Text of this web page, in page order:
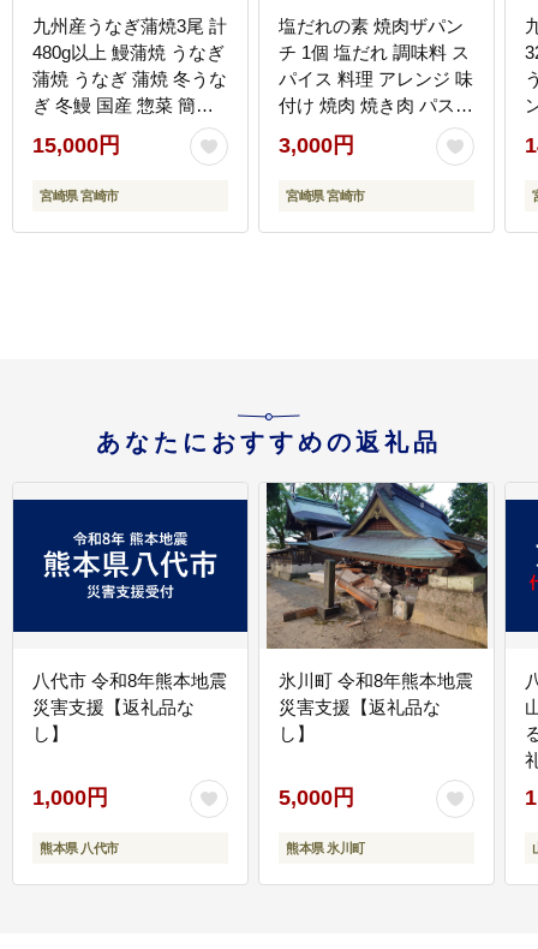
九州産うなぎ蒲焼3尾 計
480g以上 鰻蒲焼 うなぎ
蒲焼 うなぎ 蒲焼 冬うな
ぎ 冬鰻 国産 惣菜 簡単
調理 レンジ 湯煎 ボイル
小分け パック 冷凍 人気
おすすめ 鰻楽
15,000円
宮崎県 宮崎市
塩だれの素 焼肉ザパン
チ 1個 塩だれ 調味料 ス
パイス 料理 アレンジ 味
付け 焼肉 焼き肉 パスタ
万能調味料 ガーリック
ニンニク アウトドア キ
ャンプ BBQ バーベキュ
3,000円
宮崎県 宮崎市
あなたにおすすめの返礼品
八代市 令和8年熊本地震
災害支援【返礼品な
し】
1,000円
熊本県 八代市
氷川町 令和8年熊本地震
災害支援【返礼品な
し】
5,000円
熊本県 氷川町